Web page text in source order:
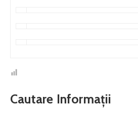
Cautare Informații